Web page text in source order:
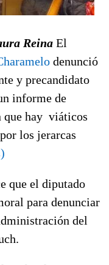
Reina El
denunció
y precandidato
informe de
que hay viáticos
los jerarcas
que el diputado
para denunciar
del